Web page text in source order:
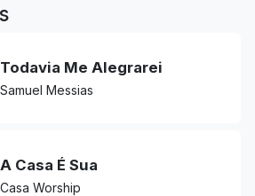
Todavia Me Alegrarei
Samuel Messias
A Casa É Sua
Casa Worship